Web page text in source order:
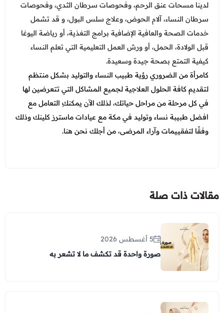
لدينا مسحات عنق الرحم، وفحوصات سرطان الثدي، وفحوصات
سرطان النساء، آلام الحوض، وعلاج سلس البول، و قد تشمل
خدمات الصحة والعافية الإضافية برامج التغذية، أو رياضة اليوغا
قبل الولادة، الحمل، أو ورش العمل التعليمية التي تعلم النساء
كيفية التمتع بصحة جيدة وسعيدة.
كامرأة من الضروري رؤية طبيب النساء والتوليد بشكل منتظم
لتقديم كافة الحلول العلاجية لجميع المشاكل التي تتعرضين لها
في كل مرحلة من مراحل حياتك، لذلك الآن يمكنكِ التعامل مع
افضل طبيبة نساء وتوليد في مكة مع عيادات ماسترز كلينك وذلك
وفقًا لتفقييمات وآراء المرضى، من أجلك نحن هنا.
مقالات ذات صلة
5 أغسطس 2026
صورة واحدة قد تكشف ما لا تشعر به